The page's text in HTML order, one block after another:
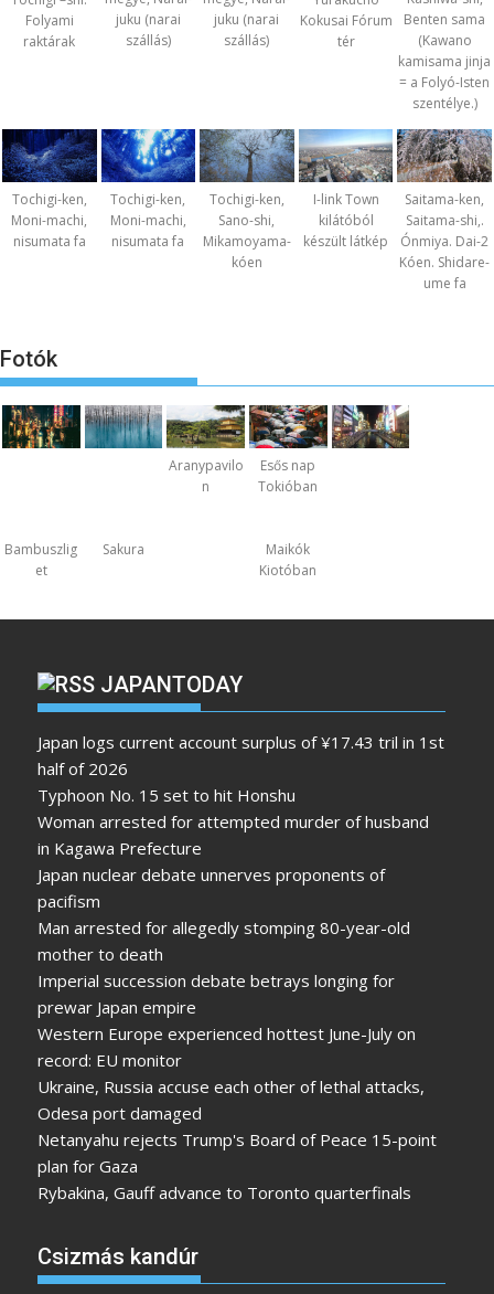
Folyami
raktárak
juku (narai
szállás)
juku (narai
szállás)
Kokusai Fórum
tér
Benten sama
(Kawano
kamisama jinja
= a Folyó-Isten
szentélye.)
Tochigi-ken,
Moni-machi,
nisumata fa
Tochigi-ken,
Moni-machi,
nisumata fa
Tochigi-ken,
Sano-shi,
Mikamoyama-
kóen
I-link Town
kilátóból
készült látkép
Saitama-ken,
Saitama-shi,.
Ónmiya. Dai-2
Kóen. Shidare-
ume fa
Fotók
Aranypavilo
n
Esős nap
Tokióban
Bambuszlig
et
Sakura
Maikók
Kiotóban
JAPANTODAY
Japan logs current account surplus of ¥17.43 tril in 1st
half of 2026
Typhoon No. 15 set to hit Honshu
Woman arrested for attempted murder of husband
in Kagawa Prefecture
Japan nuclear debate unnerves proponents of
pacifism
Man arrested for allegedly stomping 80-year-old
mother to death
Imperial succession debate betrays longing for
prewar Japan empire
Western Europe experienced hottest June-July on
record: EU monitor
Ukraine, Russia accuse each other of lethal attacks,
Odesa port damaged
Netanyahu rejects Trump's Board of Peace 15-point
plan for Gaza
Rybakina, Gauff advance to Toronto quarterfinals
Csizmás kandúr